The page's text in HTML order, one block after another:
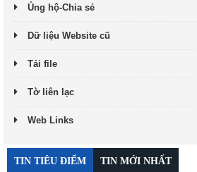
Ủng hộ-Chia sẻ
Dữ liệu Website cũ
Tải file
Tờ liên lạc
Web Links
TIN TIÊU ĐIỂM TIN MỚI NHẤT